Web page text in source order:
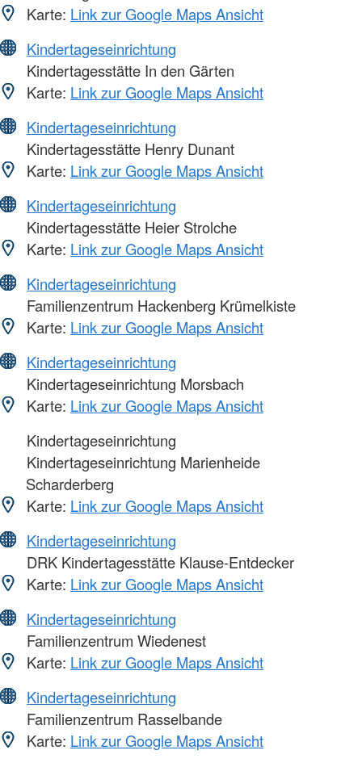
Karte: Link zur Google Maps Ansicht
Kindertageseinrichtung
Kindertagesstätte In den Gärten
Karte: Link zur Google Maps Ansicht
Kindertageseinrichtung
Kindertagesstätte Henry Dunant
Karte: Link zur Google Maps Ansicht
Kindertageseinrichtung
Kindertagesstätte Heier Strolche
Karte: Link zur Google Maps Ansicht
Kindertageseinrichtung
Familienzentrum Hackenberg Krümelkiste
Karte: Link zur Google Maps Ansicht
Kindertageseinrichtung
Kindertageseinrichtung Morsbach
Karte: Link zur Google Maps Ansicht
Kindertageseinrichtung
Kindertageseinrichtung Marienheide
Scharderberg
Karte: Link zur Google Maps Ansicht
Kindertageseinrichtung
DRK Kindertagesstätte Klause-Entdecker
Karte: Link zur Google Maps Ansicht
Kindertageseinrichtung
Familienzentrum Wiedenest
Karte: Link zur Google Maps Ansicht
Kindertageseinrichtung
Familienzentrum Rasselbande
Karte: Link zur Google Maps Ansicht